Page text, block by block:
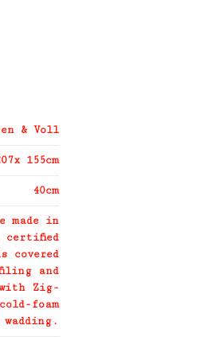
& Voll
155cm
40cm
made in
certified
covered
and
Zig-
foam
wadding.